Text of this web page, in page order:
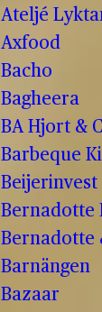
Ateljé
Axfood
Bacho
Bagheera
BA Hjort &
Barbeque
Beijerinvest
Bernadotte
Bernadotte
Barnängen
Bazaar